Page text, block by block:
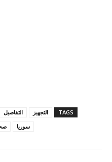
TAGS التجهيز التفاصيل
سوريا